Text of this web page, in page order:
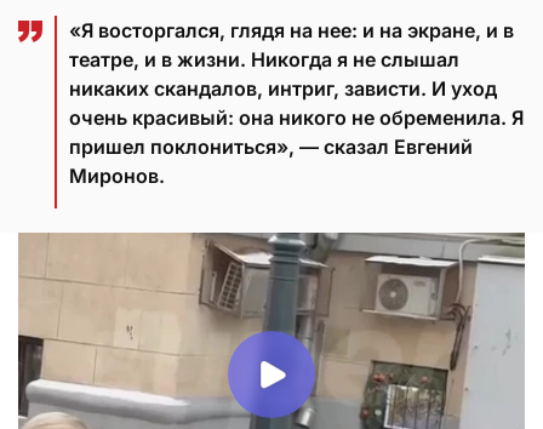
«Я восторгался, глядя на нее: и на экране, и в
театре, и в жизни. Никогда я не слышал
никаких скандалов, интриг, зависти. И уход
очень красивый: она никого не обременила. Я
пришел поклониться», — сказал Евгений
Миронов.